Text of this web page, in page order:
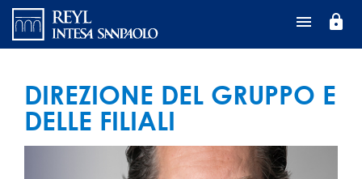
Salta
contenuto
lock
DIREZIONE DEL GRUPPO E
DELLE FILIALI